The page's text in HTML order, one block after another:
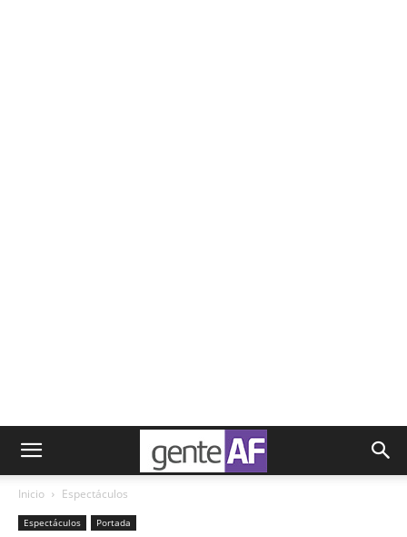
Inicio Espectáculos
Espectáculos Portada